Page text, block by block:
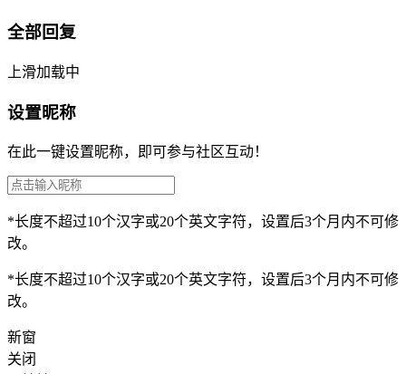
全部回复
上滑加载中
设置昵称
在此一键设置昵称，即可参与社区互动！
*长度不超过10个汉字或20个英文字符，设置后3个月内不可修
改。
*长度不超过10个汉字或20个英文字符，设置后3个月内不可修
改。
新窗
关闭